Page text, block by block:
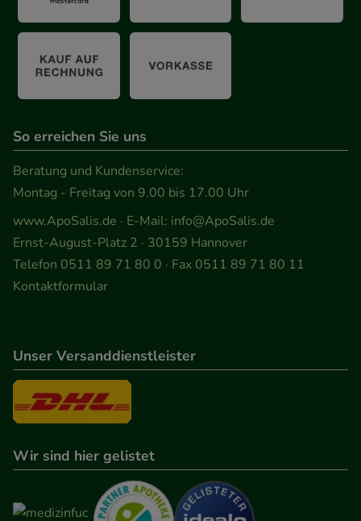
So erreichen Sie uns
Beratung und Kundenservice:
Montag - Freitag von 9.00 bis 17.00 Uhr
www.ApoSalis.de · E-Mail: info@ApoSalis.de
Ernst-August-Platz 2 · 30159 Hannover
Telefon 0511 89 71 80 0 · Fax 0511 89 71 80 11
Kontaktformular
Unser Versanddienstleister
Wir sind hier gelistet